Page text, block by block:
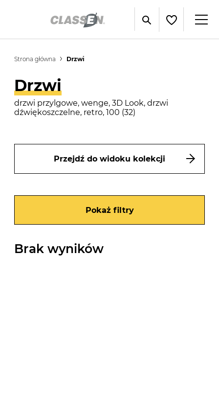
Strona główna Drzwi
Drzwi
drzwi przylgowe, wenge, 3D Look, drzwi
dźwiękoszczelne, retro, 100 (32)
Przejdź do widoku kolekcji
Pokaż filtry
Brak wyników